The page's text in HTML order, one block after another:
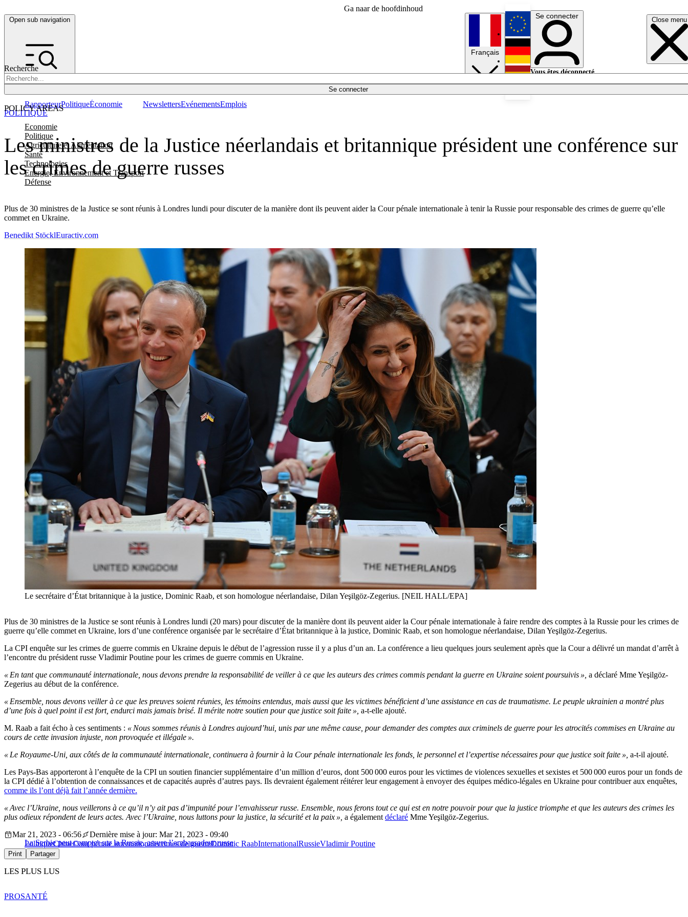
Ga naar de hoofdinhoud
Open sub navigation Close menu
Recherche
Se connecter
POLICY AREAS
Economie
Politique
Agriculture et Alimentation
Santé
Technologies
Energie, Environnement et Transport
Défense
RapporteurPolitiqueÉconomie NewslettersEvénementsEmplois
Français
English
Deutsch
Se connecter
Vous êtes déconnecté.
Les ministres de la Justice néerlandais et britannique président une conférence sur
les crimes de guerre russes
Plus de 30 ministres de la Justice se sont réunis à Londres lundi pour discuter de la manière dont ils peuvent aider la Cour pénale internationale à tenir la Russie pour responsable des crimes de guerre qu’elle
commet en Ukraine.
POLITIQUE
Benedikt StöcklEuractiv.com
Le secrétaire d’État britannique à la justice, Dominic Raab, et son homologue néerlandaise, Dilan Yeşilgöz-Zegerius. [NEIL HALL/EPA]
Plus de 30 ministres de la Justice se sont réunis à Londres lundi (20 mars) pour discuter de la manière dont ils peuvent aider la Cour pénale internationale à faire rendre des comptes à la Russie pour les crimes de
guerre qu’elle commet en Ukraine, lors d’une conférence organisée par le secrétaire d’État britannique à la justice, Dominic Raab, et son homologue néerlandaise, Dilan Yeşilgöz-Zegerius.
La CPI enquête sur les crimes de guerre commis en Ukraine depuis le début de l’agression russe il y a plus d’un an. La conférence a lieu quelques jours seulement après que la Cour a délivré un mandat d’arrêt à
l’encontre du président russe Vladimir Poutine pour les crimes de guerre commis en Ukraine.
« En tant que communauté internationale, nous devons prendre la responsabilité de veiller à ce que les auteurs des crimes commis pendant la guerre en Ukraine soient poursuivis », a déclaré Mme Yeşilgöz-
Zegerius au début de la conférence.
« Ensemble, nous devons veiller à ce que les preuves soient réunies, les témoins entendus, mais aussi que les victimes bénéficient d’une assistance en cas de traumatisme. Le peuple ukrainien a montré plus
d’une fois à quel point il est fort, endurci mais jamais brisé. Il mérite notre soutien pour que justice soit faite », a-t-elle ajouté.
M. Raab a fait écho à ces sentiments : « Nous sommes réunis à Londres aujourd’hui, unis par une même cause, pour demander des comptes aux criminels de guerre pour les atrocités commises en Ukraine au
cours de cette invasion injuste, non provoquée et illégale ».
« Le Royaume-Uni, aux côtés de la communauté internationale, continuera à fournir à la Cour pénale internationale les fonds, le personnel et l’expertise nécessaires pour que justice soit faite », a-t-il ajouté.
Les Pays-Bas apporteront à l’enquête de la CPI un soutien financier supplémentaire d’un million d’euros, dont 500 000 euros pour les victimes de violences sexuelles et sexistes et 500 000 euros pour un fonds de
la CPI dédié à l’obtention de connaissances et de capacités auprès d’autres pays. Ils devraient également réitérer leur engagement à envoyer des équipes médico-légales en Ukraine pour contribuer aux enquêtes,
comme ils l’ont déjà fait l’année dernière.
« Avec l’Ukraine, nous veillerons à ce qu’il n’y ait pas d’impunité pour l’envahisseur russe. Ensemble, nous ferons tout ce qui est en notre pouvoir pour que la justice triomphe et que les auteurs des crimes les
plus odieux répondent de leurs actes. Avec l’Ukraine, nous luttons pour la justice, la sécurité et la paix », a également déclaré Mme Yeşilgöz-Zegerius.
La Serbie peut compter sur la Russie, assure l’ambassadeur russe
Mar 21, 2023 - 06:56
Dernière mise à jour: Mar 21, 2023 - 09:40
PolitiqueChineCour pénale internationalecrimes de guerreDominic RaabInternationalRussieVladimir Poutine
Print Partager
LES PLUS LUS
PROSANTÉ